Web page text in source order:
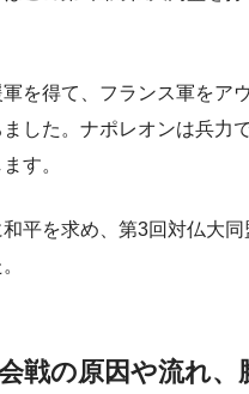
を得て、フランス軍をア
した。ナポレオンは兵力
す。
平を求め、第3回対仏大
戦の原因や流れ、